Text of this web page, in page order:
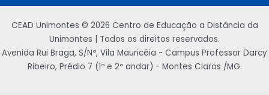
CEAD Unimontes © 2026 Centro de Educação a Distância da
Unimontes | Todos os direitos reservados.
Avenida Rui Braga, S/Nº, Vila Mauricéia - Campus Professor Darcy
Ribeiro, Prédio 7 (1º e 2º andar) - Montes Claros /MG.